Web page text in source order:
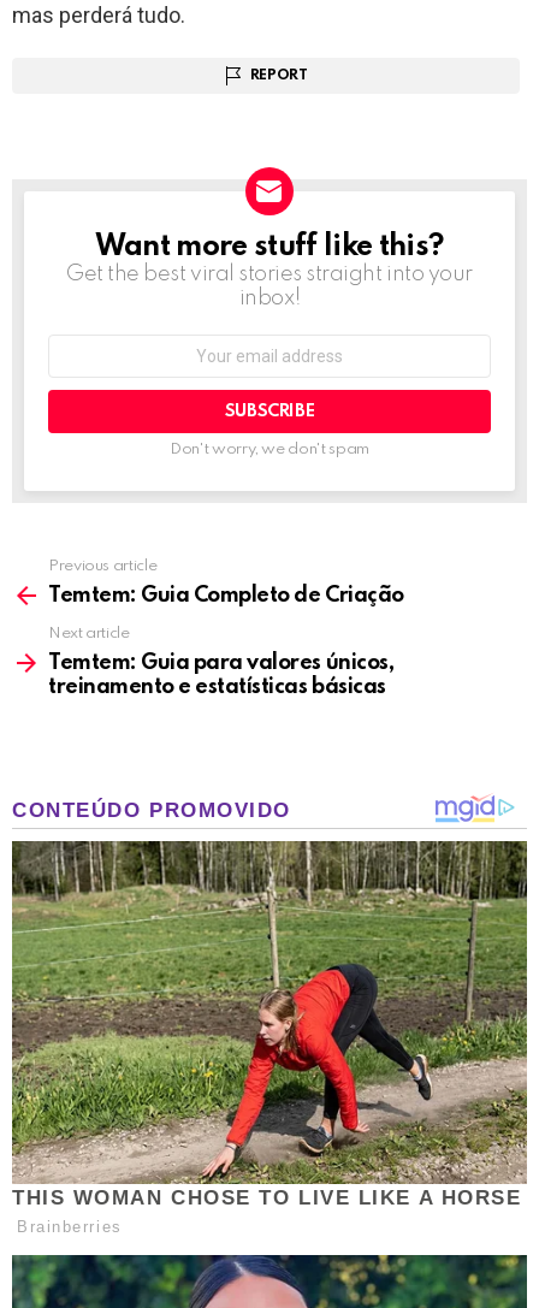
mas perderá tudo.
REPORT
NEWSLETTER
Want more stuff like this?
Get the best viral stories straight into your
inbox!
Don't worry, we don't spam
more
Previous article
Temtem: Guia Completo de Criação
Next article
Temtem: Guia para valores únicos,
treinamento e estatísticas básicas